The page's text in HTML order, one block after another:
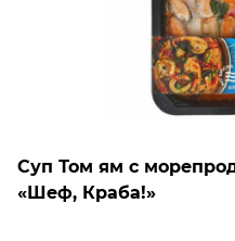
Суп Том ям с
«Шеф, Краба!»